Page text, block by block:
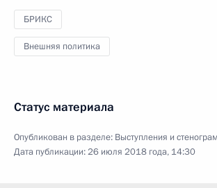
БРИКС
Внешняя политика
Статус материала
Опубликован в разделе: Выступления и
Дата публикации:26 июля 2018 года, 14:30